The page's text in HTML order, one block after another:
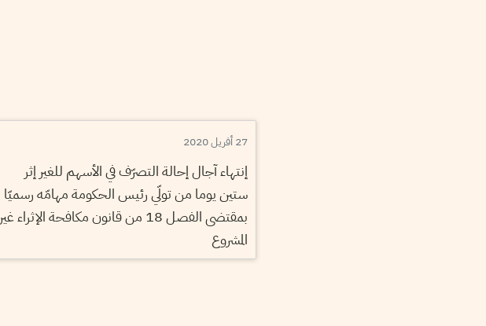
27 أفريل 2020
إنتهاء آجال إحالة التصرّف في الأسهم للغير إثر
ستين يوما من تولّي رئيس الحكومة مهامّه رسميّا
بمقتضى الفصل 18 من قانون مكافحة الإثراء غير
المشروع